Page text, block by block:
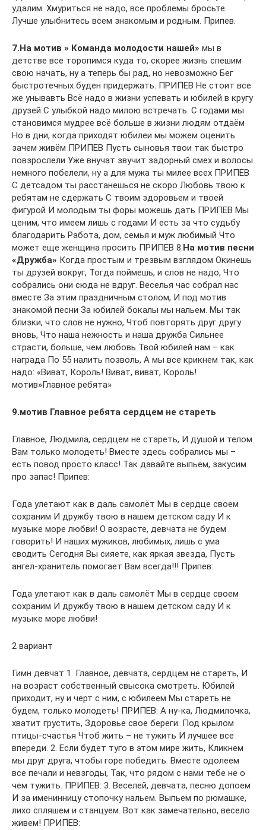
удалим. Хмуриться не надо, все проблемы бросьте.
Лучше улыбнитесь всем знакомым и родным. Припев.
7.На мотив » Команда молодости нашей» мы в
детстве все торопимся куда то, скорее жизнь спешим
свою начать, ну а теперь бы рад, но невозможно Бег
быстротечных буден придержать. ПРИПЕВ Не стоит все
же унывавть Всё надо в жизни успевать и юбилей в кругу
друзей С улыбкой надо милою встречать. С годами мы
становимся мудрее всё больше в жизни людям отдаём
Но в дни, когда приходят юбилеи мы можем оценить
зачем живём ПРИПЕВ Пусть сыновья твои так быстро
повзрослели Уже внучат звучит задорный смех и волосы
немного побелели, ну а для мужа ты милее всех ПРИПЕВ
С детсадом ты расстанешься не скоро Любовь твою к
ребятам не сдержать С твоим здоровьем и твоей
фигурой И молодым ты форы можешь дать ПРИПЕВ Мы
ценим, что имеем лишь с годами И есть за что судьбу
благодарить Работа, дом, семья и муж любимый Что
может еще женщина просить ПРИПЕВ 8.На мотив песни
«Дружба» Когда простым и трезвым взглядом Окинешь
ты друзей вокруг, Тогда поймешь, и слов не надо, Что
собрались они сюда не вдруг. Веселья час собрал нас
вместе За этим праздничным столом, И под мотив
знакомой песни За юбилей бокалы мы нальем. Мы так
близки, что слов не нужно, Чтоб повторять друг другу
вновь, Что наша нежность и наша дружба Сильнее
страсти, больше, чем любовь Твой юбилей нам – как
награда По 55 налить позволь, А мы все крикнем так, как
надо: «Виват, Король! Виват, виват, Король!
мотив»Главное ребята»
9.мотив Главное ребята сердцем не стареть
Главное, Людмила, сердцем не стареть, И душой и телом
Вам только молодеть! Вместе здесь собрались мы –
есть повод просто класс! Так давайте выпьем, закусим
про запас! Припев:
Года улетают как в даль самолёт Мы в сердце своем
сохраним И дружбу твою в нашем детском саду И к
музыке море любви! О возрасте, девчата не будем
говорить! И наших мужиков, любимых, лишь с ума
сводить Сегодня Вы сияете, как яркая звезда, Пусть
ангел-хранитель помогает Вам всегда!!! Припев:
Года улетают как в даль самолёт Мы в сердце своем
сохраним И дружбу твою в нашем детском саду И к
музыке море любви!
2 вариант
Гимн девчат 1. Главное, девчата, сердцем не стареть, И
на возраст собственный свысока смотреть. Юбилей
приходит, ну и черт с ним, с юбилеем Мы стареть не
будем, только молодеть! ПРИПЕВ: А ну-ка, Людмилочка,
хватит грустить, Здоровье свое береги. Под крылом
птицы-счастья Чтоб жить – не тужить И лучшее все
впереди. 2. Если будет туго в этом мире жить, Кликнем
мы друг друга, чтобы горе победить. Вместе одолеем
все печали и невзгоды, Так, что рядом с нами тебе не о
чем тужить. ПРИПЕВ: 3. Веселей, девчата, песню допоем
И за именинницу стопочку нальем. Выпьем по рюмашке,
лихо спляшем и станцуем. Вот как замечательно, весело
живем! ПРИПЕВ: